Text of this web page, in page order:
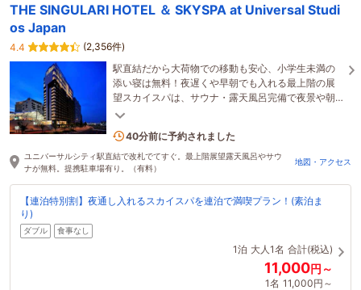
THE SINGULARI HOTEL ＆ SKYSPA at Universal Studi
os Japan
4.4
(2,356件)
駅直結だから大荷物での移動も安心、小学生未満の
添い寝は無料！夜遅くや早朝でも入れる最上階の展
望スカイスパは、サウナ・露天風呂完備で夜景や朝
焼けを一望。USJで遊び尽くした体をゆったり癒せ
6名がこの宿を見ています
40分前に予約されました
ユニバーサルシティ駅直結で改札でてすぐ。最上階展望露天風呂やサウ
ナが無料。提携駐車場有り。（有料）
地図・アクセス
【連泊特別割】夜通し入れるスカイスパを連泊で満喫プラン！(素泊ま
り)
ダブル 食事なし
1泊 大人1名 合計(税込)
11,000円～
1名 11,000円～